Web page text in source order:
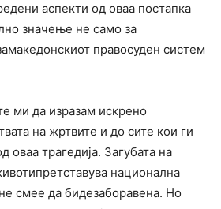
аспекти од оваа постапка
значење не само за
правосуден систем
ми да изразам искрено
на жртвите и до сите кои ги
оваа трагедија. Загубата на
национална
смее да бидезаборавена. Но